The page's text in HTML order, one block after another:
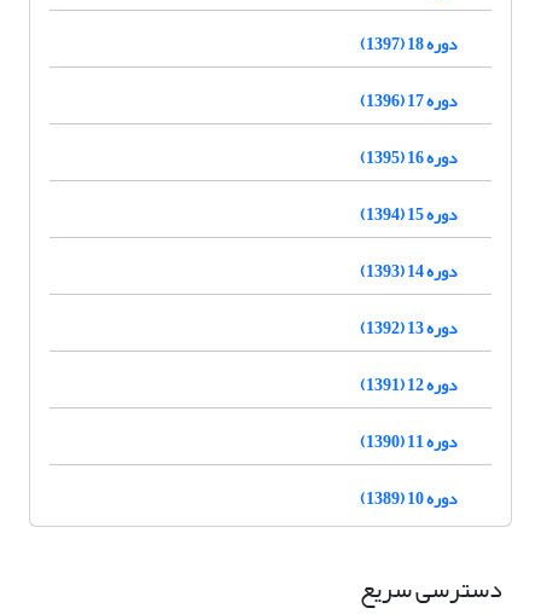
دوره 18 (1397)
دوره 17 (1396)
دوره 16 (1395)
دوره 15 (1394)
دوره 14 (1393)
دوره 13 (1392)
دوره 12 (1391)
دوره 11 (1390)
دوره 10 (1389)
دسترسی سریع